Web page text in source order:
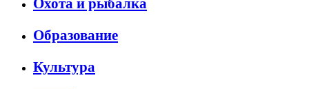
Охота и рыбалка
Образование
Культура